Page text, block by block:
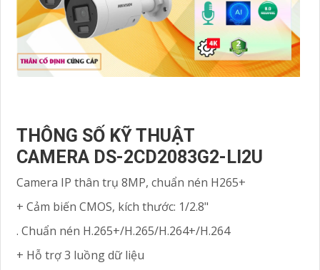
THÔNG SỐ KỸ THUẬT
CAMERA DS-2CD2083G2-LI2U
Camera IP thân trụ 8MP, chuẩn nén H265+
+ Cảm biến CMOS, kích thước: 1/2.8"
. Chuẩn nén H.265+/H.265/H.264+/H.264
+ Hỗ trợ 3 luồng dữ liệu